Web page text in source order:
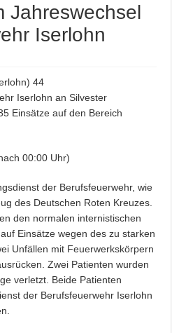
Jahreswechsel
Iserlohn
44
Iserlohn an Silvester
Einsätze auf den Bereich
00:00 Uhr)
der Berufsfeuerwehr, wie
des Deutschen Roten Kreuzes.
den normalen internistischen
Einsätze wegen des zu starken
Unfällen mit Feuerwerkskörpern
Zwei Patienten wurden
verletzt. Beide Patienten
der Berufsfeuerwehr Iserlohn